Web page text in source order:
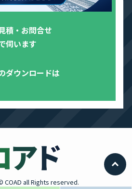
積・お問合せ
伺います
ダウンロードは
COAD all Rights reserved.